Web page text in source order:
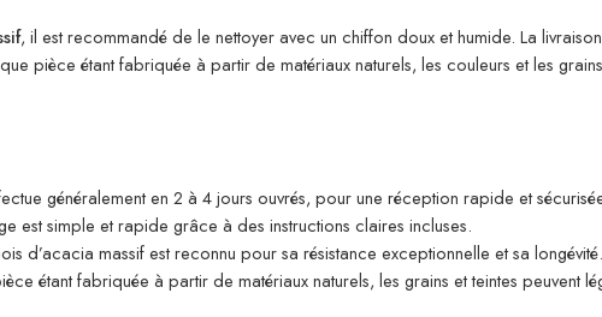
, il est recommandé de le nettoyer avec un chiffon doux et humide. La
pièce étant fabriquée à partir de matériaux naturels, les couleurs et les
généralement en 2 à 4 jours ouvrés, pour une réception rapide et
est simple et rapide grâce à des instructions claires incluses.
d’acacia massif est reconnu pour sa résistance exceptionnelle et sa longévité.
étant fabriquée à partir de matériaux naturels, les grains et teintes peuvent